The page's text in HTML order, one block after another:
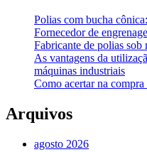
Polias com bucha
Fornecedor de
Fabricante de polias sob
As vantagens da
máquinas industriais
Como acertar na
Arquivos
agosto 2026